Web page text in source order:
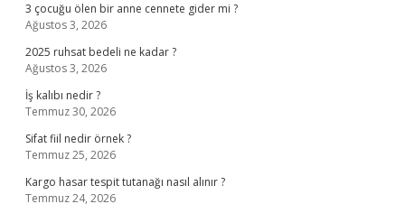
3 çocuğu ölen bir anne cennete gider mi ?
Ağustos 3, 2026
2025 ruhsat bedeli ne kadar ?
Ağustos 3, 2026
İş kalıbı nedir ?
Temmuz 30, 2026
Sifat fiil nedir örnek ?
Temmuz 25, 2026
Kargo hasar tespit tutanağı nasıl alınır ?
Temmuz 24, 2026